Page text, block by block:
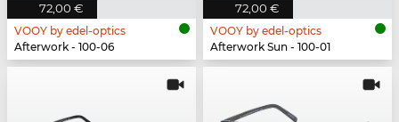
72,00 €
VOOY by edel-optics
Afterwork - 100-06
72,00 €
VOOY by edel-optics
Afterwork Sun - 100-01